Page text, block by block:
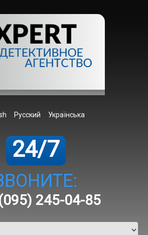
Русский Українська
24/7
245-04-85